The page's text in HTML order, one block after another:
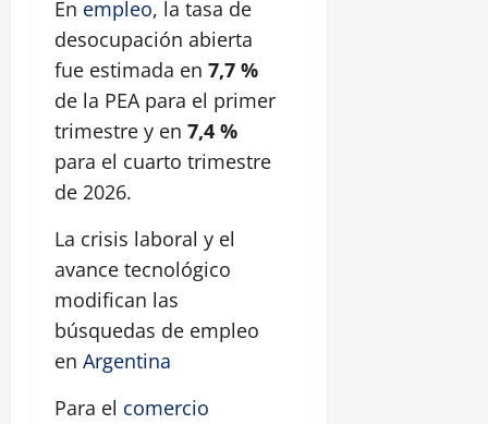
En empleo, la tasa de
desocupación abierta
fue estimada en 7,7 %
de la PEA para el primer
trimestre y en 7,4 %
para el cuarto trimestre
de 2026.
La crisis laboral y el
avance tecnológico
modifican las
búsquedas de empleo
en Argentina
Para el comercio